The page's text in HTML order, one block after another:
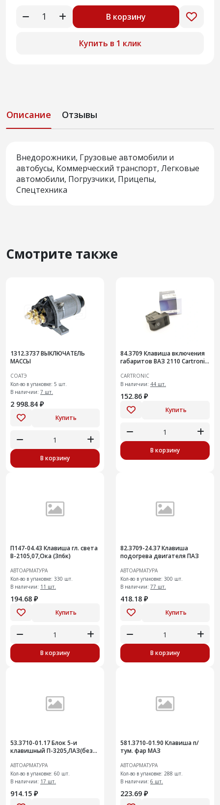
В корзину
Купить в 1 клик
Описание Отзывы
Внедорожники, Грузовые автомобили и
автобусы, Коммерческий транспорт, Легковые
автомобили, Погрузчики, Прицепы,
Спецтехника
Смотрите также
1312.3737 ВЫКЛЮЧАТЕЛЬ
МАССЫ
СОАТЭ
Кол-во в упаковке: 5 шт.
В наличии: 7 шт.
2 998.84 ₽
Купить
В корзину
84.3709 Клавиша включения
габаритов ВАЗ 2110 Cartronic
CARTRONIC
В наличии: 44 шт.
152.86 ₽
Купить
В корзину
П147-04.43 Клавиша гл. света
В-2105,07,Ока (3п6к)
АВТОАРМАТУРА
Кол-во в упаковке: 330 шт.
В наличии: 11 шт.
194.68 ₽
Купить
В корзину
82.3709-24.37 Клавиша
подогрева двигателя ПАЗ
АВТОАРМАТУРА
Кол-во в упаковке: 300 шт.
В наличии: 77 шт.
418.18 ₽
Купить
В корзину
53.3710-01.17 Блок 5-и
клавишный П-3205,ЛАЗ(без
АВТОАРМАТУРА
Кол-во в упаковке: 60 шт.
В наличии: 17 шт.
914.15 ₽
581.3710-01.90 Клавиша п/
тум. фар МАЗ
АВТОАРМАТУРА
Кол-во в упаковке: 288 шт.
В наличии: 6 шт.
223.69 ₽